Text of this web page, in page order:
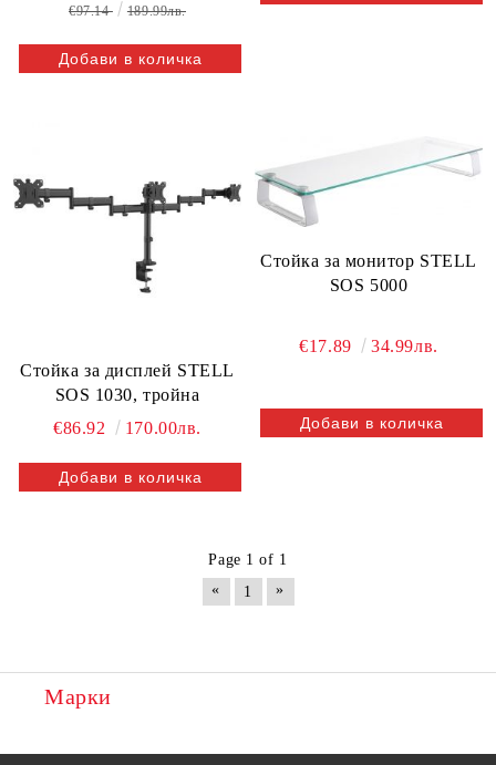
€97.14 189.99лв.
Стойка за дисплей STELL
SOS 1030, тройна
€86.92
170.00лв.
Стойка за монитор STELL
SOS 5000
€17.89 34.99лв.
Page 1 of 1
«
1 »
Марки